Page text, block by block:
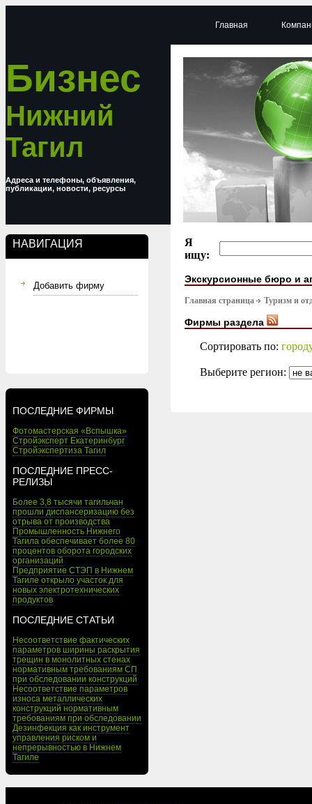
Бизнес
Нижний
Тагил
Адреса и телефоны, объявления,
публикации, новости, ресурсы
НАВИГАЦИЯ
Добавить фирму
ПОСЛЕДНИЕ ФИРМЫ
Фотомастерская «Вспышка»
Стройэксперт Екатеринбург
Стройэкспертиза Тагил
ПОСЛЕДНИЕ ПРЕСС-
РЕЛИЗЫ
Более 3,8 тысячи тагильчан
прошли диспансеризацию без
отрыва от производства
Промышленность Нижнего
Тагила обеспечивает более 80
процентов оборота городских
организаций
Предприятие СТЭП в Нижнем
Тагиле открыло участок для
новых электротехнических
продуктов
ПОСЛЕДНИЕ СТАТЬИ
Несоответствие фактических
параметров ширины раскрытия
трещин в монолитных стенах
нормативным требованиям СП
при обследовании конструкций
Несоответствие параметров
износа металлических
конструкций нормативным
требованиям при обследовании
Дезинфекция как инструмент
управления риском и
непрерывностью в Нижнем
Тагиле
Главная
Я
ищу:
Экскурсионные бюро и
Главная страница Туризм и
Фирмы раздела
Сортировать по:
Выберите регион: